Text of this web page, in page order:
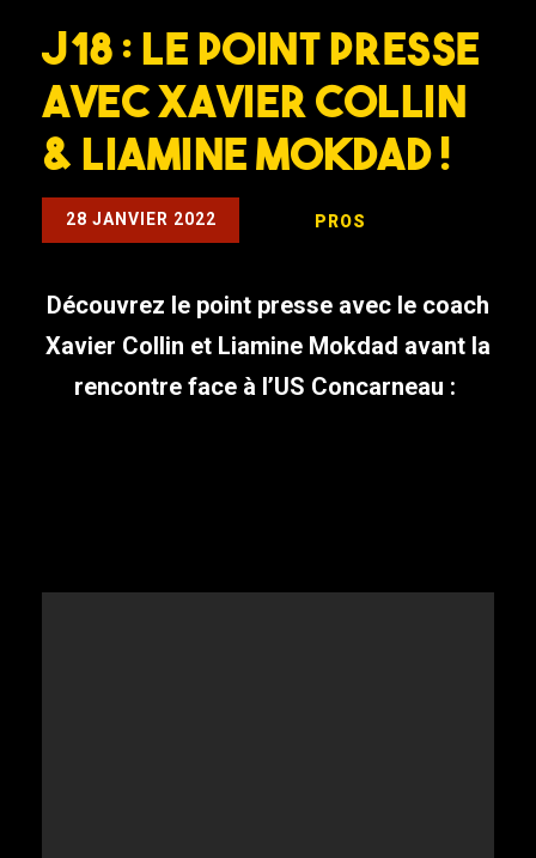
J18 : LE POINT PRESSE
AVEC XAVIER COLLIN
& LIAMINE MOKDAD !
28 JANVIER 2022 PROS
Découvrez le point presse avec le coach
Xavier Collin et Liamine Mokdad avant la
rencontre face à l’US Concarneau :